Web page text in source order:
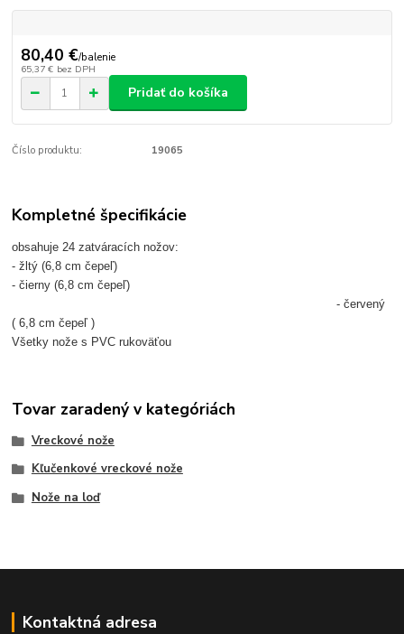
80,40 €/balenie
65,37 € bez DPH
Pridať do košíka
Číslo produktu: 19065
Kompletné špecifikácie
obsahuje 24 zatváracích nožov:
- žltý (6,8 cm čepeľ)
- čierny (6,8 cm čepeľ)
- červený
( 6,8 cm čepeľ )
Všetky nože s PVC rukoväťou
Tovar zaradený v kategóriách
Vreckové nože
Kľučenkové vreckové nože
Nože na loď
Kontaktná adresa